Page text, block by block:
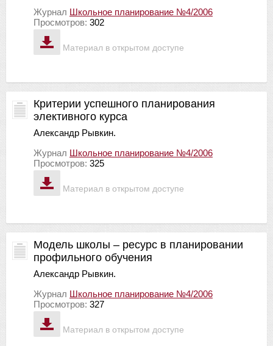
Материал в открытом доступе
Журнал Школьное планирование №4/2006
Просмотров: 302
Материал в открытом доступе
Критерии успешного планирования
элективного курса
Александр Рывкин.
Журнал Школьное планирование №4/2006
Просмотров: 325
Материал в открытом доступе
Модель школы – ресурс в планировании
профильного обучения
Александр Рывкин.
Журнал Школьное планирование №4/2006
Просмотров: 327